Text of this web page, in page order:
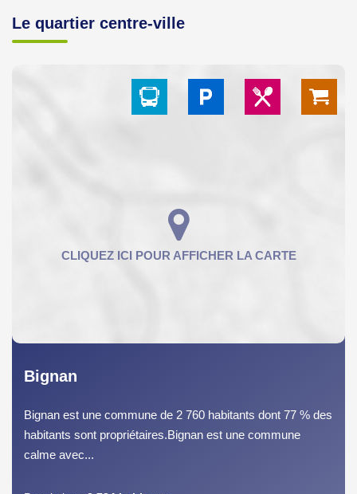
Le quartier centre-ville
Bignan
Bignan est une commune de 2 760 habitants dont 77 % des
habitants sont propriétaires.Bignan est une commune
calme avec...